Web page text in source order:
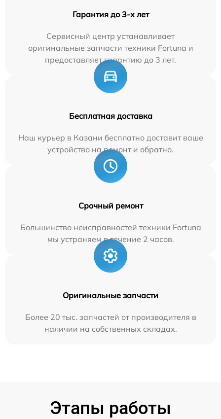
Гарантия до 3-х лет
Сервисный центр устанавливает
оригинальные запчасти техники Fortuna и
предоставляет гарантию до 3 лет.
Бесплатная доставка
Наш курьер в Казани бесплатно доставит ваше
устройство на ремонт и обратно.
Срочный ремонт
Большинство неисправностей техники Fortuna
мы устраняем в течение 2 часов.
Оригинальные запчасти
Более 20 тыс. запчастей от производителя в
наличии на собственных складах.
Этапы работы